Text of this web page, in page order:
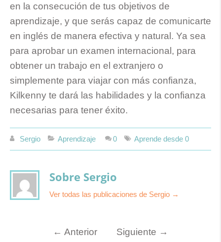
en la consecución de tus objetivos de
aprendizaje, y que serás capaz de comunicarte
en inglés de manera efectiva y natural. Ya sea
para aprobar un examen internacional, para
obtener un trabajo en el extranjero o
simplemente para viajar con más confianza,
Kilkenny te dará las habilidades y la confianza
necesarias para tener éxito.
Sergio Aprendizaje 0 Aprende desde 0
Sobre Sergio
Ver todas las publicaciones de Sergio →
← Anterior Siguiente →